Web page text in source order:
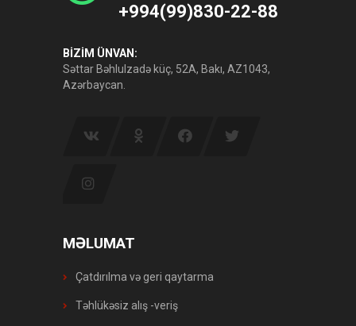
+994(99)830-22-88
BİZİM ÜNVAN:
Səttar Bəhlulzadə küç, 52A, Bakı, AZ1043,
Azərbaycan.
MƏLUMAT
Çatdırılma və geri qaytarma
Təhlükəsiz alış -veriş